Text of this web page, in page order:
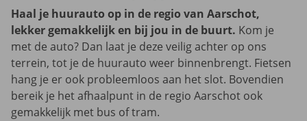
Haal je huurauto op in de regio van Aarschot,
lekker gemakkelijk en bij jou in de buurt. Kom je
met de auto? Dan laat je deze veilig achter op ons
terrein, tot je de huurauto weer binnenbrengt. Fietsen
hang je er ook probleemloos aan het slot. Bovendien
bereik je het afhaalpunt in de regio Aarschot ook
gemakkelijk met bus of tram.